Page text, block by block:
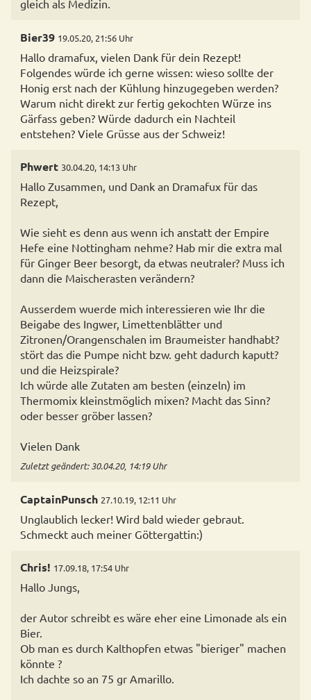
gleich als Medizin.
Bier39 19.05.20, 21:56 Uhr
Hallo dramafux, vielen Dank für dein Rezept!
Folgendes würde ich gerne wissen: wieso sollte der
Honig erst nach der Kühlung hinzugegeben werden?
Warum nicht direkt zur fertig gekochten Würze ins
Gärfass geben? Würde dadurch ein Nachteil
entstehen? Viele Grüsse aus der Schweiz!
Phwert 30.04.20, 14:13 Uhr
Hallo Zusammen, und Dank an Dramafux für das
Rezept,
Wie sieht es denn aus wenn ich anstatt der Empire
Hefe eine Nottingham nehme? Hab mir die extra mal
für Ginger Beer besorgt, da etwas neutraler? Muss ich
dann die Maischerasten verändern?
Ausserdem wuerde mich interessieren wie Ihr die
Beigabe des Ingwer, Limettenblätter und
Zitronen/Orangenschalen im Braumeister handhabt?
stört das die Pumpe nicht bzw. geht dadurch kaputt?
und die Heizspirale?
Ich würde alle Zutaten am besten (einzeln) im
Thermomix kleinstmöglich mixen? Macht das Sinn?
oder besser gröber lassen?
Vielen Dank
Zuletzt geändert: 30.04.20, 14:19 Uhr
CaptainPunsch 27.10.19, 12:11 Uhr
Unglaublich lecker! Wird bald wieder gebraut.
Schmeckt auch meiner Göttergattin:)
Chris! 17.09.18, 17:54 Uhr
Hallo Jungs,
der Autor schreibt es wäre eher eine Limonade als ein
Bier.
Ob man es durch Kalthopfen etwas "bieriger" machen
könnte ?
Ich dachte so an 75 gr Amarillo.